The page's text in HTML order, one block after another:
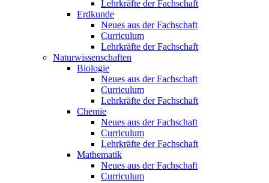
Lehrkräfte der Fachschaft
Erdkunde
Neues aus der Fachschaft
Curriculum
Lehrkräfte der Fachschaft
Naturwissenschaften
Biologie
Neues aus der Fachschaft
Curriculum
Lehrkräfte der Fachschaft
Chemie
Neues aus der Fachschaft
Curriculum
Lehrkräfte der Fachschaft
Mathematik
Neues aus der Fachschaft
Curriculum